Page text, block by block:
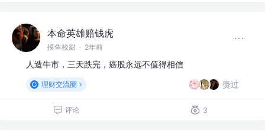
本命英雄赔钱虎
摸鱼校尉 · 2年前
人造牛市，三天跌完，癌股永远不值得相信
理财交流圈 赞过
评论 3